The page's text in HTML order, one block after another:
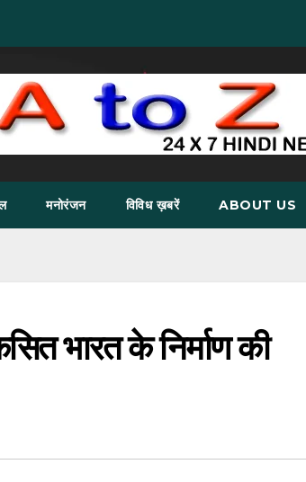
मनोरंजन विविध ख़बरें ABOUT US
भारत के निर्माण की